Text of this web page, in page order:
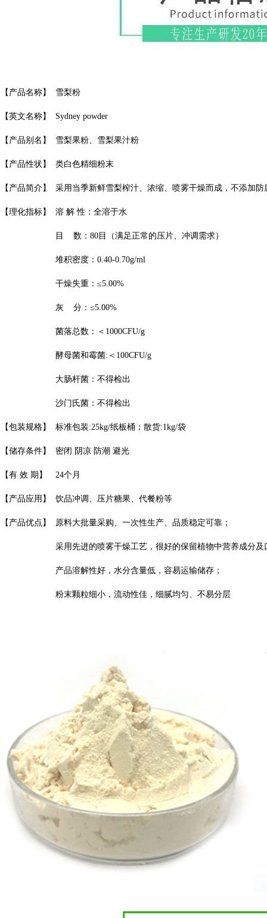
【产品名称】 雪梨粉
【英文名称】 Sydney powder
【产品别名】 雪梨果粉、 雪梨果汁粉
【产品性状】 类白色精细粉末
【产品简介】 采用当季新鲜雪梨榨汁、浓缩、喷雾干燥而成， 不添加防
【理化指标】 溶 解 性：全溶于水
目 数：80目（满足正常的压片、冲调需求）
堆积密度：0.40-0.70g/ml
干燥失重：≤5.00%
灰 分：≤5.00%
菌落总数：＜1000CFU/g
酵母菌和霉菌:＜100CFU/g
大肠杆菌：不得检出
沙门氏菌：不得检出
【包装规格】 标准包装:25kg/纸板桶；散货:1kg/袋
【储存条件】 密闭 阴凉 防潮 避光
【有 效 期】 24个月
【产品应用】 饮品冲调、压片糖果、代餐粉等
【产品优点】 原料大批量采购、一次性生产、品质稳定可靠；
采用先进的喷雾干燥工艺，很好的保留植物中营养成分及
产品溶解性好，水分含量低，容易运输储存；
粉末颗粒细小，流动性佳，细腻均匀、不易分层